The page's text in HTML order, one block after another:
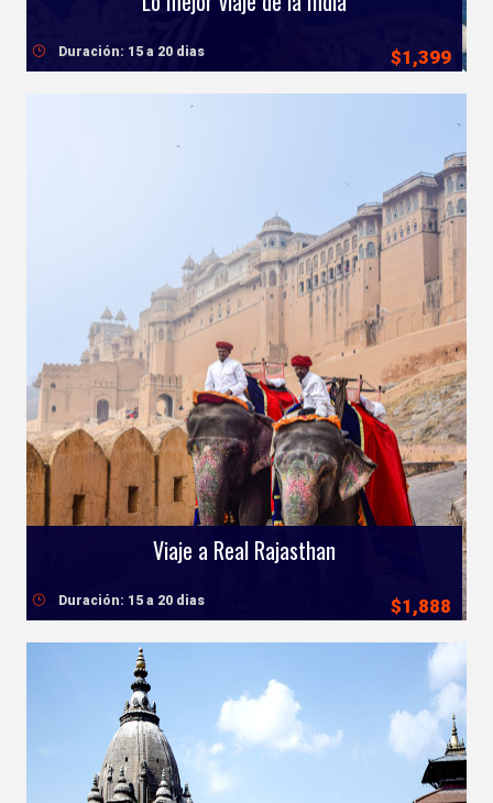
$1,399
Duración: 15 a 20 dias
Viaje a Real Rajasthan
$1,888
Duración: 15 a 20 dias